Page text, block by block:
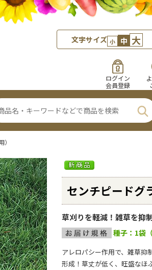
文字サイズ 小 中 大
ログイン
会員登録
センチピードグ
草刈りを軽減！雑草を抑
種子：1袋
アレロパシー作用で、雑草抑
形成！草丈が低く、旺盛なほ